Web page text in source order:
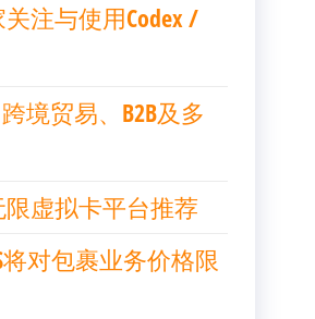
注与使用Codex /
境贸易、B2B及多
虚拟卡平台推荐
将对包裹业务价格限